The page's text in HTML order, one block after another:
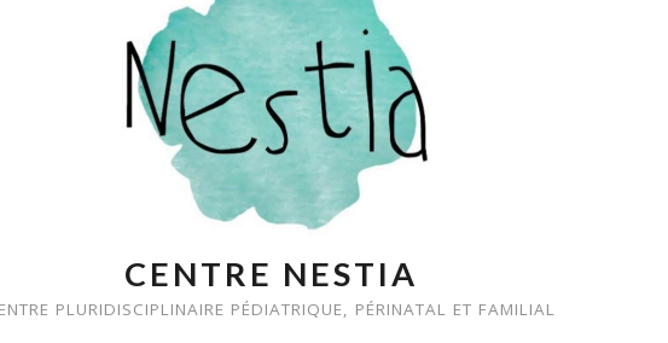
CENTRE NESTIA
PLURIDISCIPLINAIRE PÉDIATRIQUE, PÉRINATAL ET FAMILIAL